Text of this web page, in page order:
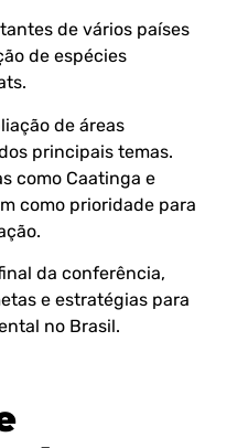
de vários países
de espécies
de áreas
principais temas.
como Caatinga e
como prioridade para
da conferência,
e estratégias para
no Brasil.